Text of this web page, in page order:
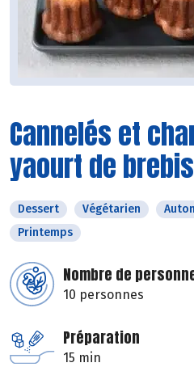
Cannelés et
yaourt de brebis
Dessert Végétarien
Printemps
Nombre de
10 personnes
Préparation
15 min